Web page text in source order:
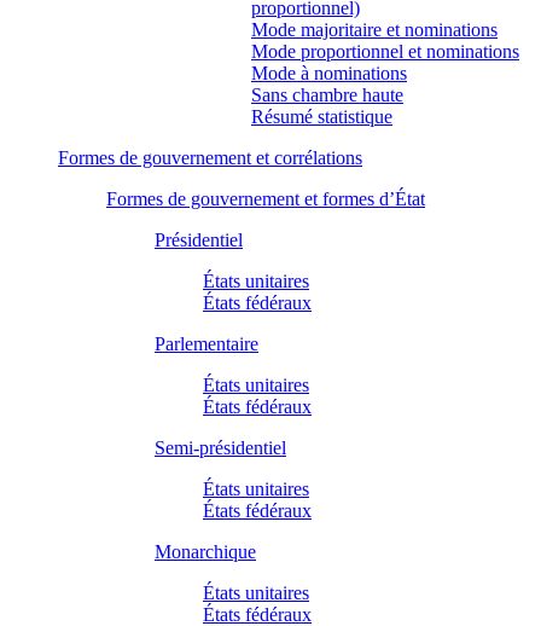
proportionnel)
Mode majoritaire et nominations
Mode proportionnel et nominations
Mode à nominations
Sans chambre haute
Résumé statistique
Formes de gouvernement et corrélations
Formes de gouvernement et formes d’État
Présidentiel
États unitaires
États fédéraux
Parlementaire
États unitaires
États fédéraux
Semi-présidentiel
États unitaires
États fédéraux
Monarchique
États unitaires
États fédéraux